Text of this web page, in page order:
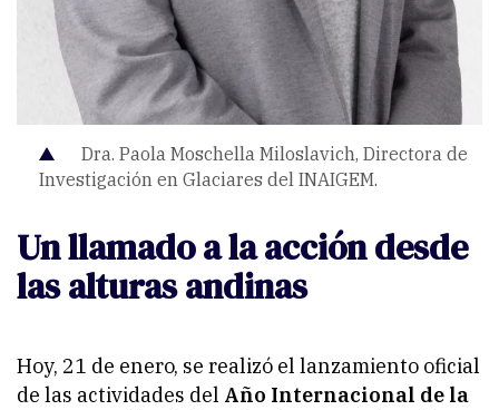
Dra. Paola Moschella Miloslavich, Directora de
Investigación en Glaciares del INAIGEM.
Un llamado a la acción desde
las alturas andinas
Hoy, 21 de enero, se realizó el lanzamiento oficial
de las actividades del Año Internacional de la